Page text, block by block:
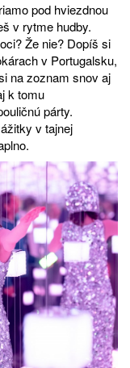
pod hviezdnou
v rytme hudby.
Že nie? Dopíš si
v Portugalsku,
na zoznam snov aj
k tomu
párty.
v tajnej